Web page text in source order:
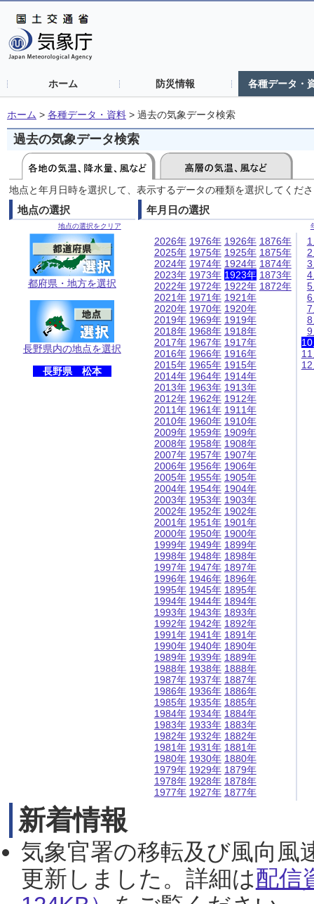
ホーム 防災情報 各種データ・
ホーム > 各種データ・資料 > 過去の気象データ検索
過去の気象データ検索
地点と年月日時を選択して、表示するデータの種類を選択してくだ
地点の選択
地点の選択をクリア
都府県・地方を選択
長野県内の地点を選択
長野県 松本
年月日の選択
2026年
2025年
2024年
2023年
2022年
2021年
2020年
2019年
2018年
2017年
2016年
2015年
2014年
2013年
2012年
2011年
2010年
2009年
2008年
2007年
2006年
2005年
2004年
2003年
2002年
2001年
2000年
1999年
1998年
1997年
1996年
1995年
1994年
1993年
1992年
1991年
1990年
1989年
1988年
1987年
1986年
1985年
1984年
1983年
1982年
1981年
1980年
1979年
1978年
1977年
1976年
1975年
1974年
1973年
1972年
1971年
1970年
1969年
1968年
1967年
1966年
1965年
1964年
1963年
1962年
1961年
1960年
1959年
1958年
1957年
1956年
1955年
1954年
1953年
1952年
1951年
1950年
1949年
1948年
1947年
1946年
1945年
1944年
1943年
1942年
1941年
1940年
1939年
1938年
1937年
1936年
1935年
1934年
1933年
1932年
1931年
1930年
1929年
1928年
1927年
1926年
1925年
1924年
1923年
1922年
1921年
1920年
1919年
1918年
1917年
1916年
1915年
1914年
1913年
1912年
1911年
1910年
1909年
1908年
1907年
1906年
1905年
1904年
1903年
1902年
1901年
1900年
1899年
1898年
1897年
1896年
1895年
1894年
1893年
1892年
1891年
1890年
1889年
1888年
1887年
1886年
1885年
1884年
1883年
1882年
1881年
1880年
1879年
1878年
1877年
1876年
1875年
1874年
1873年
1872年
新着情報
気象官署の移転及び風向風
更新しました。詳細は配信